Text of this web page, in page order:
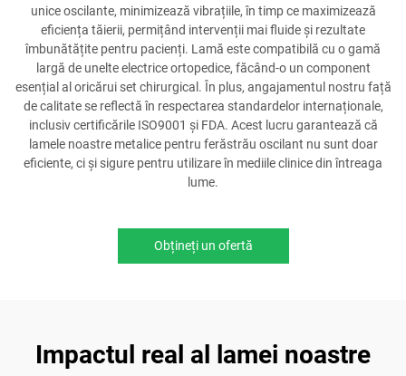
unice oscilante, minimizează vibrațiile, în timp ce maximizează
eficiența tăierii, permițând intervenții mai fluide și rezultate
îmbunătățite pentru pacienți. Lamă este compatibilă cu o gamă
largă de unelte electrice ortopedice, făcând-o un component
esențial al oricărui set chirurgical. În plus, angajamentul nostru față
de calitate se reflectă în respectarea standardelor internaționale,
inclusiv certificările ISO9001 și FDA. Acest lucru garantează că
lamele noastre metalice pentru ferăstrău oscilant nu sunt doar
eficiente, ci și sigure pentru utilizare în mediile clinice din întreaga
lume.
Obțineți un ofertă
Impactul real al lamei noastre